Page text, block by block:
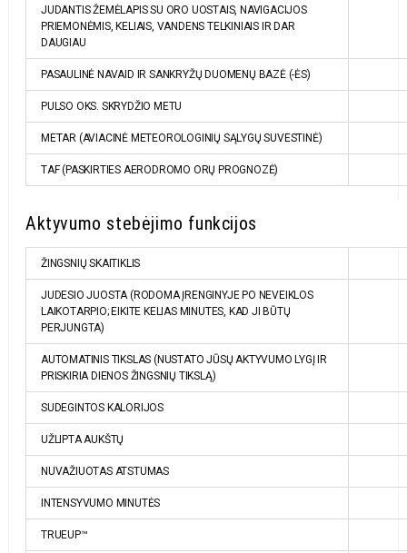
JUDANTIS ŽEMĖLAPIS SU ORO UOSTAIS, NAVIGACIJOS
PRIEMONĖMIS, KELIAIS, VANDENS TELKINIAIS IR DAR
DAUGIAU
PASAULINĖ NAVAID IR SANKRYŽŲ DUOMENŲ BAZĖ (-ĖS)
PULSO OKS. SKRYDŽIO METU
METAR (AVIACINĖ METEOROLOGINIŲ SĄLYGŲ SUVESTINĖ)
TAF (PASKIRTIES AERODROMO ORŲ PROGNOZĖ)
Aktyvumo stebėjimo funkcijos
ŽINGSNIŲ SKAITIKLIS
JUDESIO JUOSTA (RODOMA ĮRENGINYJE PO NEVEIKLOS
LAIKOTARPIO; EIKITE KELIAS MINUTES, KAD JI BŪTŲ
PERJUNGTA)
AUTOMATINIS TIKSLAS (NUSTATO JŪSŲ AKTYVUMO LYGĮ IR
PRISKIRIA DIENOS ŽINGSNIŲ TIKSLĄ)
SUDEGINTOS KALORIJOS
UŽLIPTA AUKŠTŲ
NUVAŽIUOTAS ATSTUMAS
INTENSYVUMO MINUTĖS
TRUEUP™